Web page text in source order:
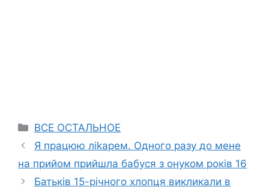
Categories
ВСЕ ОСТАЛЬНОЕ
Я працюю ліkарем. Одного разу до мене
на прийом прийшла бабуся з онуком років 16
Батьків 15-річного хлопця викликали в